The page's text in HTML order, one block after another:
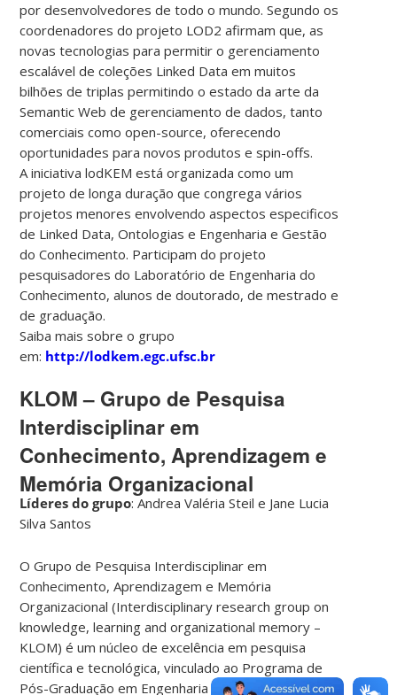
por desenvolvedores de todo o mundo. Segundo os
coordenadores do projeto LOD2 afirmam que, as
novas tecnologias para permitir o gerenciamento
escalável de coleções Linked Data em muitos
bilhões de triplas permitindo o estado da arte da
Semantic Web de gerenciamento de dados, tanto
comerciais como open-source, oferecendo
oportunidades para novos produtos e spin-offs.
A iniciativa lodKEM está organizada como um
projeto de longa duração que congrega vários
projetos menores envolvendo aspectos especificos
de Linked Data, Ontologias e Engenharia e Gestão
do Conhecimento. Participam do projeto
pesquisadores do Laboratório de Engenharia do
Conhecimento, alunos de doutorado, de mestrado e
de graduação.
Saiba mais sobre o grupo
em: http://lodkem.egc.ufsc.br
KLOM – Grupo de Pesquisa
Interdisciplinar em
Conhecimento, Aprendizagem e
Memória Organizacional
Líderes do grupo: Andrea Valéria Steil e Jane Lucia
Silva Santos
O Grupo de Pesquisa Interdisciplinar em
Conhecimento, Aprendizagem e Memória
Organizacional (Interdisciplinary research group on
knowledge, learning and organizational memory –
KLOM) é um núcleo de excelência em pesquisa
científica e tecnológica, vinculado ao Programa de
Pós-Graduação em Engenharia e Gestão do